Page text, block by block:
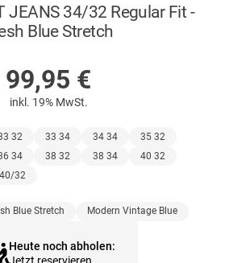
JEANS 34/32 Regular Fit -
Blue Stretch
99,95 €
inkl. 19% MwSt.
32 33 34 34 34
35 32
34 38 32 38 34
40 32
40/32
Blue Stretch Modern Vintage Blue
Heute noch abholen:
Jetzt reservieren.